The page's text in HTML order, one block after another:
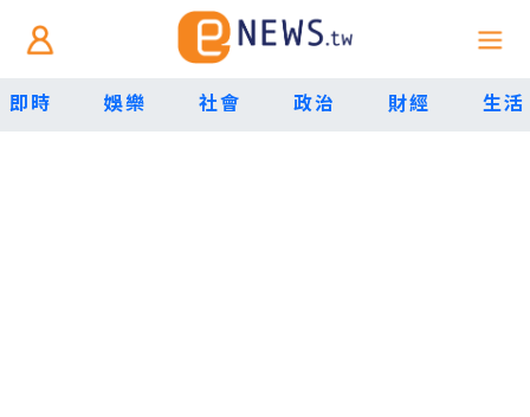
即時 娛樂 社會 政治 財經 生活